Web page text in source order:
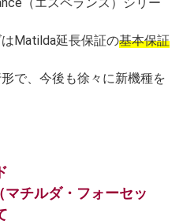
Matilda延長保証の基本保証
で、今後も徐々に新機種を
マチルダ・フォーセッ